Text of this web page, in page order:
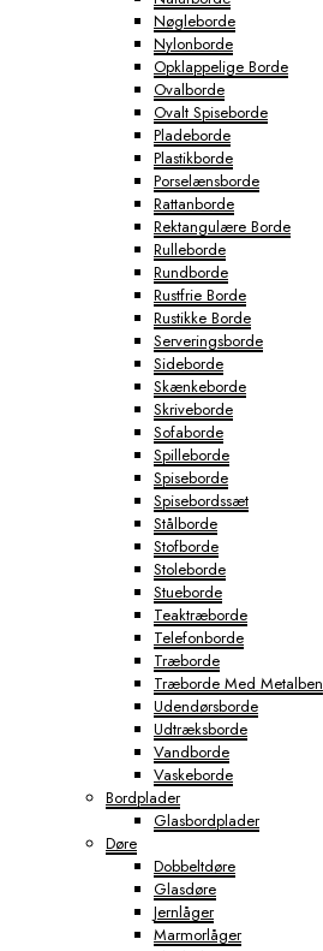
Nøgleborde
Nylonborde
Opklappelige Borde
Ovalborde
Ovalt Spiseborde
Pladeborde
Plastikborde
Porselænsborde
Rattanborde
Rektangulære Borde
Rulleborde
Rundborde
Rustfrie Borde
Rustikke Borde
Serveringsborde
Sideborde
Skænkeborde
Skriveborde
Sofaborde
Spilleborde
Spiseborde
Spisebordssæt
Stålborde
Stofborde
Stoleborde
Stueborde
Teaktræborde
Telefonborde
Træborde
Træborde Med Metalben
Udendørsborde
Udtræksborde
Vandborde
Vaskeborde
Bordplader
Glasbordplader
Døre
Dobbeltdøre
Glasdøre
Jernlåger
Marmorlåger